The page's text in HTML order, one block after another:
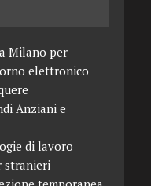
Milano per
elettronico
Anziani e
di lavoro
stranieri